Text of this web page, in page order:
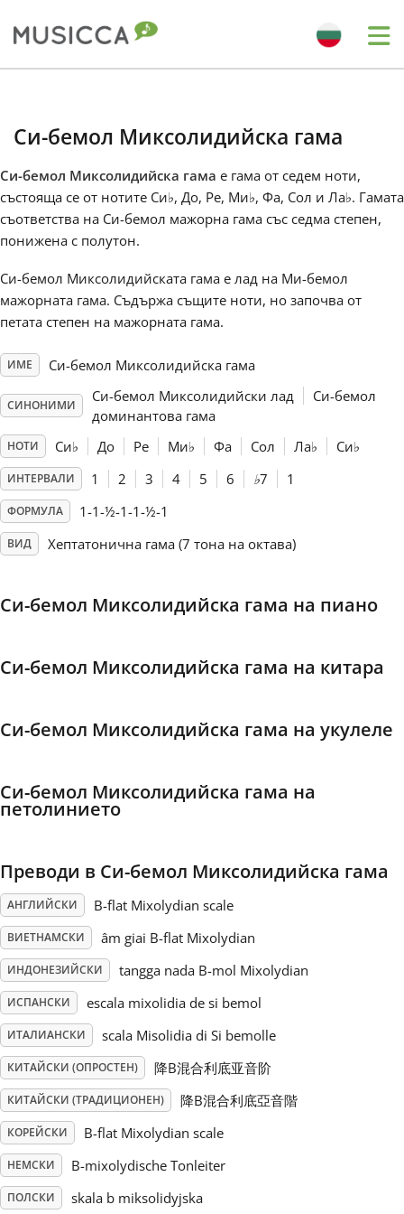
English
Français
한국어
Italiano
日本語
Polski
Português
Svenska
Tiếng Việt
Türkçe
Українська
简体中文
繁體中文
Си-бемол Миксолидийска гама
Си-бемол Миксолидийска гама е гама от седем ноти,
състояща се от нотите Си♭, До, Ре, Ми♭, Фа, Сол и Ла♭. Гамата
съответства на Си-бемол мажорна гама със седма степен,
понижена с полутон.
Си-бемол Миксолидийската гама е лад на Mи-бемол
мажорната гама. Съдържа същите ноти, но започва от
петата степен на мажорната гама.
ИМЕ Си-бемол Миксолидийска гама
СИНОНИМИ
Си-бемол Миксолидийски лад
Си-бемол
доминантова гама
НОТИ Си♭ До Ре Ми♭ Фа Сол Ла♭ Си♭
ИНТЕРВАЛИ 1 2 3 4 5 6 ♭7 1
ФОРМУЛА 1-1-½-1-1-½-1
ВИД Хептатонична гама (7 тона на октава)
Си-бемол Миксолидийска гама на пиано
Си-бемол Миксолидийска гама на китара
Си-бемол Миксолидийска гама на укулеле
Си-бемол Миксолидийска гама на
петолинието
Преводи в Си-бемол Миксолидийска гама
АНГЛИЙСКИ B-flat Mixolydian scale
ВИЕТНАМСКИ âm giai B-flat Mixolydian
ИНДОНЕЗИЙСКИ tangga nada B-mol Mixolydian
ИСПАНСКИ escala mixolidia de si bemol
ИТАЛИАНСКИ scala Misolidia di Si bemolle
КИТАЙСКИ (ОПРОСТЕН) 降B混合利底亚音阶
КИТАЙСКИ (ТРАДИЦИОНЕН) 降B混合利底亞音階
КОРЕЙСКИ B-flat Mixolydian scale
НЕМСКИ B-mixolydische Tonleiter
ПОЛСКИ skala b miksolidyjska